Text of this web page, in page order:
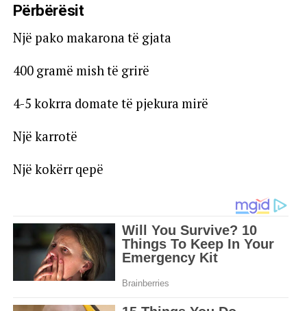
Përbërësit
Një pako makarona të gjata
400 gramë mish të grirë
4-5 kokrra domate të pjekura mirë
Një karrotë
Një kokërr qepë